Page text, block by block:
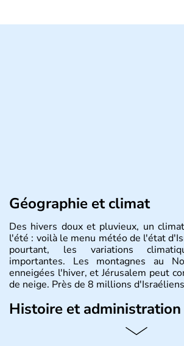
Géographie et climat
Des hivers doux et pluvieux, un
l'été : voilà le menu météo de l'état
pourtant, les variations
importantes. Les montagnes au
enneigées l'hiver, et Jérusalem peut
de neige. Près de 8 millions
Histoire et administration
L'Israël est un état de la partie est